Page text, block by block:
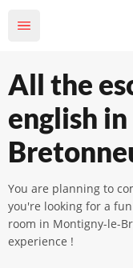
All the
english
You are planning to
you're looking for a
room in Montigny-le-
experience !